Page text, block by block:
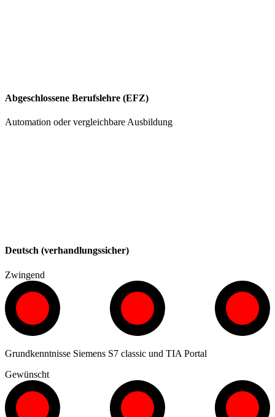
Abgeschlossene Berufslehre (EFZ)
Automation oder vergleichbare Ausbildung
Deutsch (verhandlungssicher)
Zwingend
Grundkenntnisse Siemens S7 classic und TIA Portal
Gewünscht